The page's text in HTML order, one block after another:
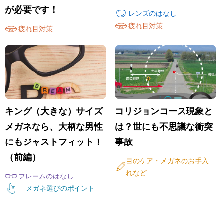
が必要です！
疲れ目対策
レンズのはなし
疲れ目対策
キング（大きな）サイズ
メガネなら、大柄な男性
にもジャストフィット！
（前編）
フレームのはなし
メガネ選びのポイント
コリジョンコース現象と
は？世にも不思議な衝突
事故
目のケア・メガネのお手入
れなど